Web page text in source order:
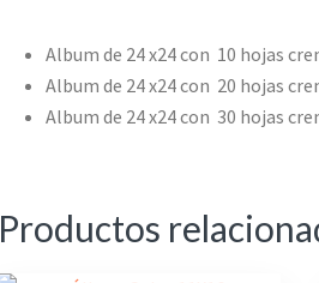
Album de 24 x24 con 10 hojas
Album de 24 x24 con 20 hojas
Album de 24 x24 con 30 hojas
Productos